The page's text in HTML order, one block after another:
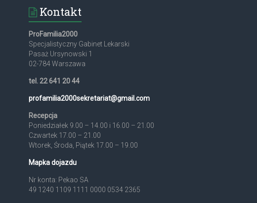
Kontakt
ProFamilia2000
Specjalistyczny Gabinet Lekarski
Pasaż Ursynowski 1
02-784 Warszawa
tel. 22 641 20 44
profamilia2000sekretariat@gmail.com
Recepcja
Poniedziałek 9.00 – 14.00 i 16.00 – 21.00
Czwartek 17.00 – 21.00
Wtorek, Środa, Piątek 17.00 – 19.00
Mapka dojazdu
Nr konta: Pekao SA
49 1240 1109 1111 0000 0534 2365